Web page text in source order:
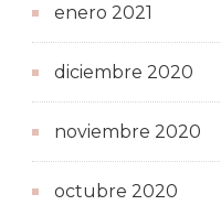
enero 2021
diciembre 2020
noviembre 2020
octubre 2020